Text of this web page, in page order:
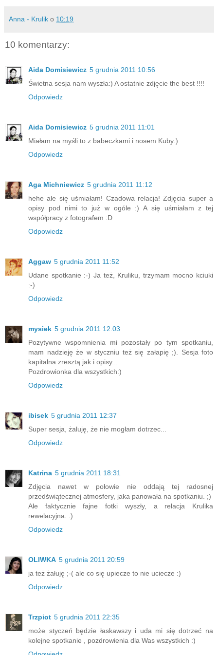
Anna - Krulik o 10:19
10 komentarzy:
Aida Domisiewicz 5 grudnia 2011 10:56
Świetna sesja nam wyszła:) A ostatnie zdjęcie the best !!!!
Odpowiedz
Aida Domisiewicz 5 grudnia 2011 11:01
Miałam na myśli to z babeczkami i nosem Kuby:)
Odpowiedz
Aga Michniewicz 5 grudnia 2011 11:12
hehe ale się uśmiałam! Czadowa relacja! Zdjęcia super a
opisy pod nimi to już w ogóle :) A się uśmiałam z tej
współpracy z fotografem :D
Odpowiedz
Aggaw 5 grudnia 2011 11:52
Udane spotkanie :-) Ja też, Kruliku, trzymam mocno kciuki
:-)
Odpowiedz
mysiek 5 grudnia 2011 12:03
Pozytywne wspomnienia mi pozostały po tym spotkaniu,
mam nadzieję że w styczniu też się załapię ;). Sesja foto
kapitalna zresztą jak i opisy...
Pozdrowionka dla wszystkich:)
Odpowiedz
ibisek 5 grudnia 2011 12:37
Super sesja, żaluję, że nie mogłam dotrzec...
Odpowiedz
Katrina 5 grudnia 2011 18:31
Zdjęcia nawet w połowie nie oddają tej radosnej
przedświątecznej atmosfery, jaka panowała na spotkaniu. ;)
Ale faktycznie fajne fotki wyszły, a relacja Krulika
rewelacyjna. :)
Odpowiedz
OLIWKA 5 grudnia 2011 20:59
ja też żałuję ;-( ale co się upiecze to nie uciecze :)
Odpowiedz
Trzpiot 5 grudnia 2011 22:35
może styczeń będzie łaskawszy i uda mi się dotrzeć na
kolejne spotkanie , pozdrowienia dla Was wszystkich :)